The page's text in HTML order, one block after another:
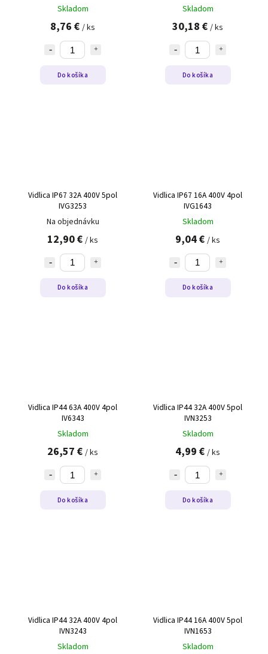
Skladom
8,76 € / ks
Do košíka
Skladom
30,18 € / ks
Do košíka
Vidlica IP67 32A 400V 5pol
IVG3253
Na objednávku
12,90 € / ks
Do košíka
Vidlica IP67 16A 400V 4pol
IVG1643
Skladom
9,04 € / ks
Do košíka
Vidlica IP44 63A 400V 4pol
IV6343
Skladom
26,57 € / ks
Do košíka
Vidlica IP44 32A 400V 5pol
IVN3253
Skladom
4,99 € / ks
Do košíka
Vidlica IP44 32A 400V 4pol
IVN3243
Skladom
Vidlica IP44 16A 400V 5pol
IVN1653
Skladom